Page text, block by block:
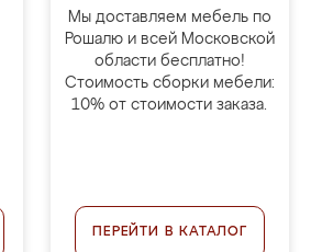
Мы доставляем мебель по
Рошалю и всей Московской
области бесплатно!
Стоимость сборки мебели:
10% от стоимости заказа.
ПЕРЕЙТИ В КАТАЛОГ